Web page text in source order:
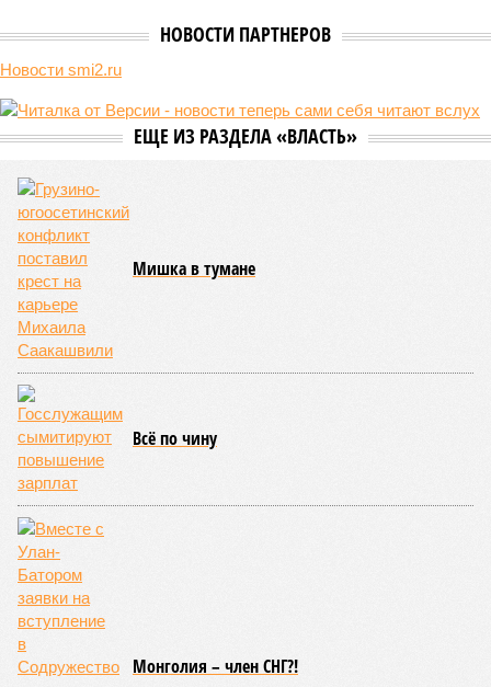
Киев перешёл к террору гражданских, пора давать адекватный ответ
(коллаж: рисунок - Темур Козаев, фото - Deep Vision)
Август не стал ломать мрачной традиции: 1-го числа – теракт на
Кудринской площади в Москве с пятерыми погибшими, а 3-го –
удар украинским дроном по отдыхающим на пляже под
Геленджиком – погибли семеро, из них четверо –
несовершеннолетние. Киев, проигрывая на поле боя,
терроризирует гражданских, отыгрывается на наших детях. Пора
бы призвать террористов к ответу, не так ли?
Генералов в Москве
готовили покушения на видных чиновников и журналистов
– всё уже было. В этот раз погибли зять главкома ВКС
Александра Чайко
лейтенант. Война идёт и в тылу, что поделать. Против
мирных людей – в том числе.
столичном ресторане Balzi Rossi очевидным образом